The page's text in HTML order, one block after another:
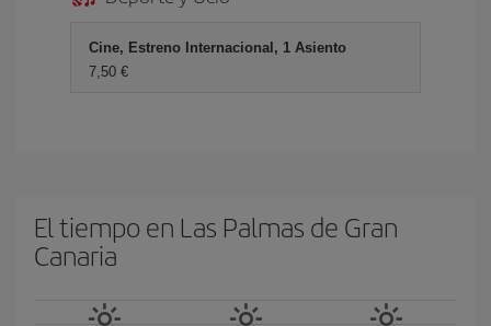
Cine, Estreno Internacional, 1 Asiento
7,50 €
El tiempo en Las Palmas de Gran
Canaria